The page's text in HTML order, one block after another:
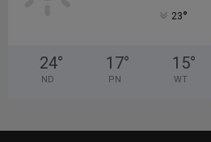
23°
24°
ND
17°
PN
15°
WT